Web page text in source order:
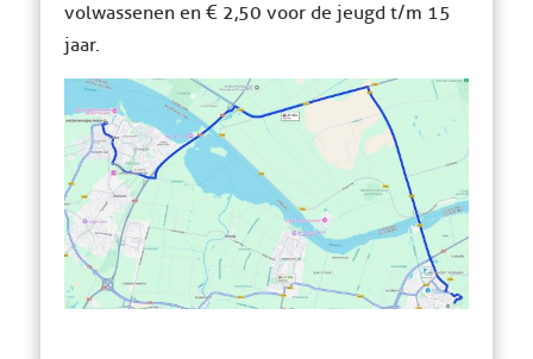
volwassenen en € 2,50 voor de jeugd t/m 15
jaar.